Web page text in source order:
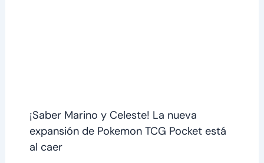
¡Saber Marino y Celeste! La nueva
expansión de Pokemon TCG Pocket está
al caer